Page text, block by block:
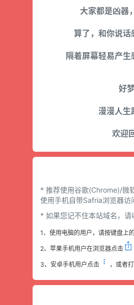
大家都是凶
算了，和你说
隔着屏幕轻易产
好
漫漫人
欢迎
* 推荐使用谷歌(Chrome)/微
使用手机自带Safria浏览器访
* 如果您记不住本站域名，请
1、使用电脑的用户，请按键盘上
2、苹果手机用户在浏览器点击
3、安卓手机用户点击 ，或者